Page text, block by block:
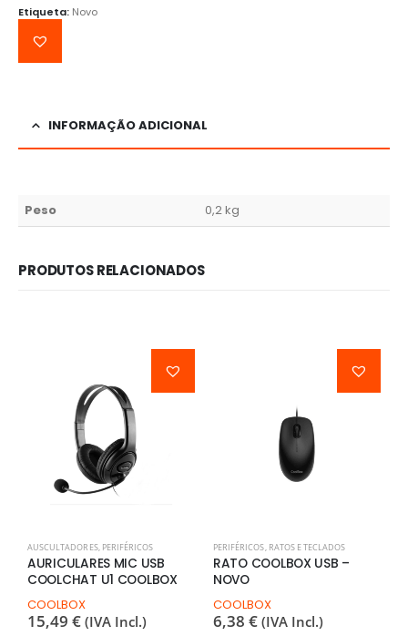
Etiqueta: Novo
INFORMAÇÃO ADICIONAL
Peso 0,2 kg
PRODUTOS RELACIONADOS
AUSCULTADORES, PERIFÉRICOS
AURICULARES MIC USB
COOLCHAT U1 COOLBOX
COOLBOX
15,49 € (IVA Incl.)
PERIFÉRICOS, RATOS E TECLADOS
RATO COOLBOX USB –
NOVO
COOLBOX
6,38 € (IVA Incl.)